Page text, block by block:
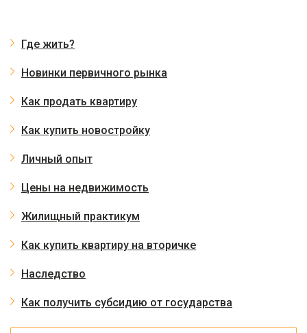
Где жить?
Новинки первичного рынка
Как продать квартиру
Как купить новостройку
Личный опыт
Цены на недвижимость
Жилищный практикум
Как купить квартиру на вторичке
Наследство
Как получить субсидию от государства